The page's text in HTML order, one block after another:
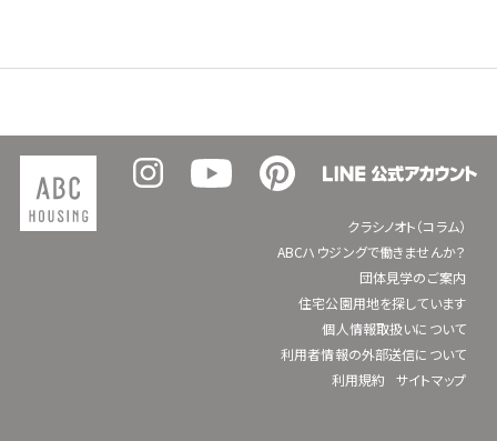
クラシノオト（コラム）
ABCハウジングで働きませんか？
団体見学のご案内
住宅公園用地を探しています
個人情報取扱いについて
利用者情報の外部送信について
利用規約
サイトマップ